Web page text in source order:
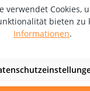
Gib den
In den
verwendet Cookies,
bieten zu
Informationen.